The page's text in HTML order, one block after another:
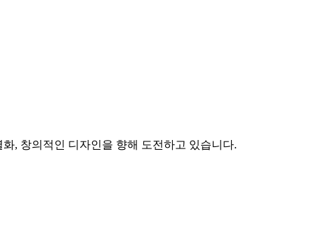
, 창의적인 디자인을 향해 도전하고 있습니다.